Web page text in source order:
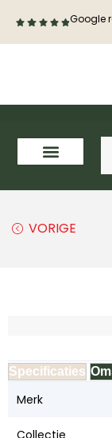
Google
VORIGE
Specificaties
Merk
Collectie